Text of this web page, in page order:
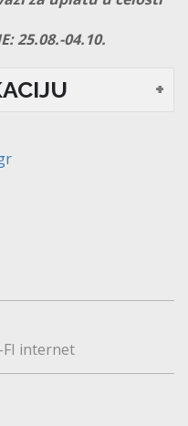
25.08.-04.10.
FI internet